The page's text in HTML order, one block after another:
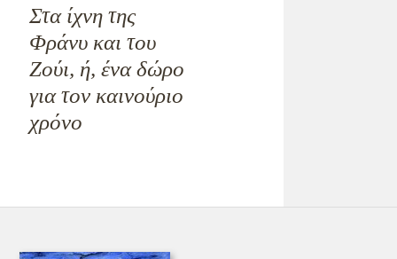
Στα ίχνη της
Φράνυ και του
Ζούι, ή, ένα δώρο
για τον καινούριο
χρόνο